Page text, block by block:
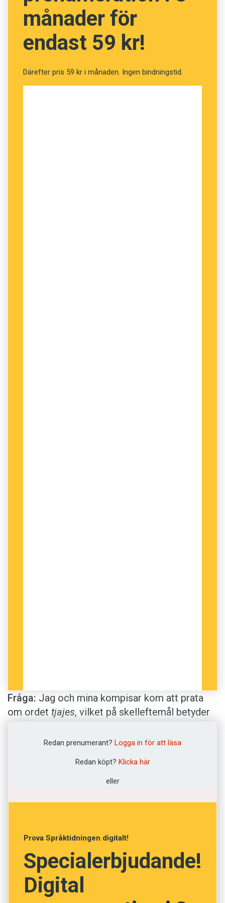
förekommer också i hela Österbotten, och
i vissa norska dialekter finnskøyast
samma betydelse. Ursprunget är ovisst, men
skulle möjligen kunna vara ljudhärmande.
månader för
endast 59 kr!
Därefter pris 59 kr i månaden. Ingen bindningstid.
Fråga: Jag och mina kompisar kom att prata
om ordet tjajes, vilket på skelleftemål betyder
betyder alltså ’känns det som att du behöver
och i Österbotten (Maxmo) används
samma betydelse. Varifrån kommer det här
Svar:Ordet du undrar över förekom i svenskt
skriftspråk på 1600- och 1700-talen och finns
därför med i Svenska Akademiens ordbok
det stavas
Redan prenumerant? Logga in för att läsa
Redan köpt? Klicka här
eller
Prova Språktidningen digitalt!
Specialerbjudande!
Digital